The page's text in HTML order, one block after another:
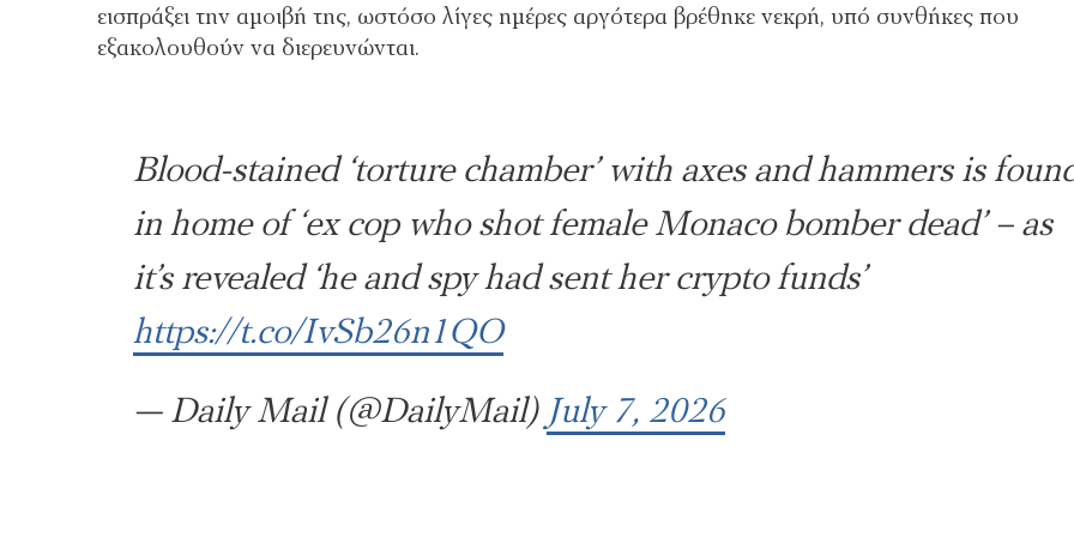
εισπράξει την αμοιβή της, ωστόσο λίγες ημέρες αργότερα βρέθηκε νεκρή, υπό συνθήκες που
εξακολουθούν να διερευνώνται.
Blood-stained ‘torture chamber’ with axes and hammers is
in home of ‘ex cop who shot female Monaco bomber dead’ – as
it’s revealed ‘he and spy had sent her crypto funds’
https://t.co/IvSb26n1QO
— Daily Mail (@DailyMail) July 7, 2026